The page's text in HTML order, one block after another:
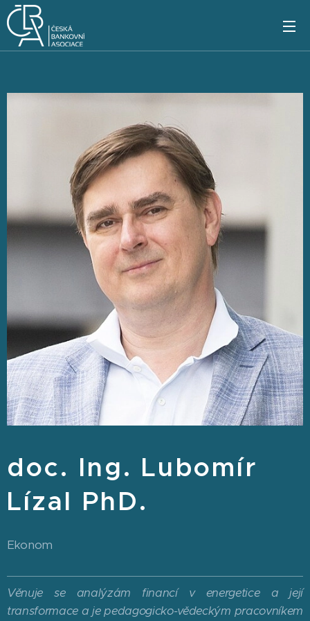
doc. Ing. Lubomír
Lízal PhD.
Ekonom
Věnuje se analýzám financí v energetice a její
transformace a je pedagogicko-vědeckým pracovníkem